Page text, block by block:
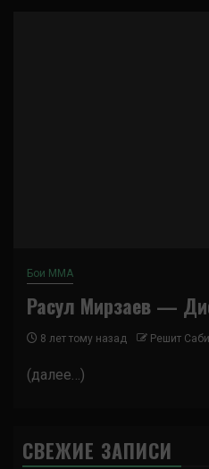
Бои ММА
Расул Мирзаев —
8 лет тому назад Решит
(далее…)
СВЕЖИЕ ЗАПИСИ